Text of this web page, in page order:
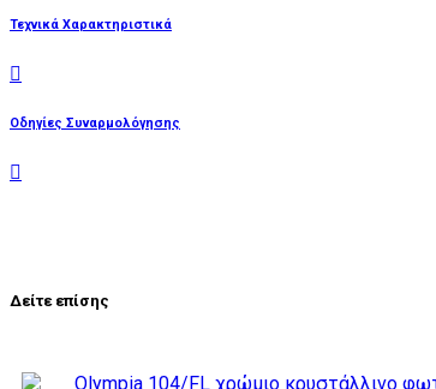
Τεχνικά Χαρακτηριστικά
Οδηγίες Συναρμολόγησης
Δείτε επίσης